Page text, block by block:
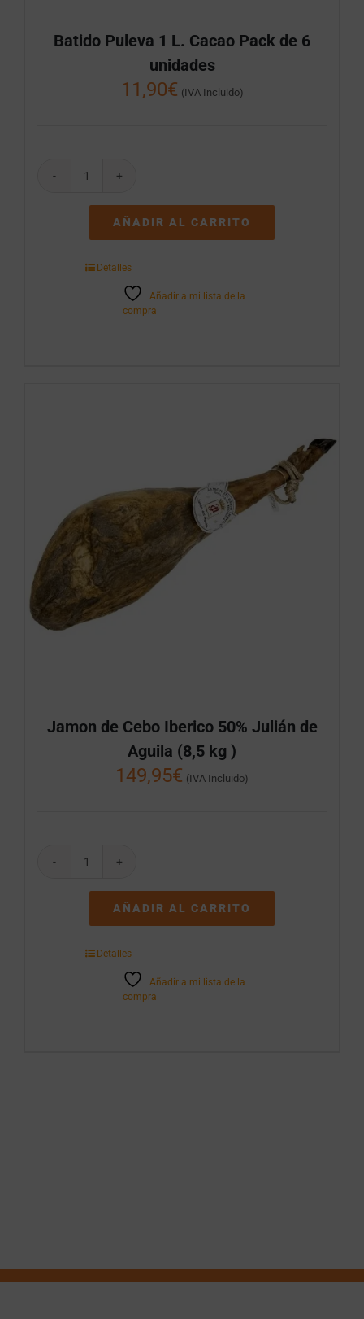
Batido Puleva 1 L. Cacao Pack de 6
unidades
11,90€ (IVA Incluido)
Batido
Pack
unidades
AÑADIR AL CARRITO
Detalles
Añadir a mi lista de la
compra
Jamon de Cebo Iberico 50% Julián de
Aguila (8,5 kg )
149,95€ (IVA Incluido)
Jamon
Iberico
Julián
AÑADIR AL CARRITO
Detalles
Añadir a mi lista de la
compra